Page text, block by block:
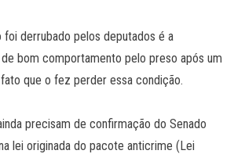
derrubado pelos deputados é a
bom comportamento pelo preso após um
que o fez perder essa condição.
precisam de confirmação do Senado
lei originada do pacote anticrime (Lei